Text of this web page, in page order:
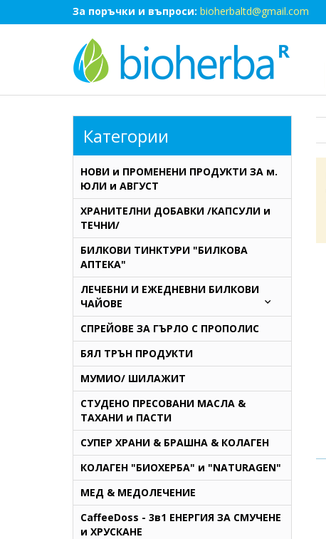
За поръчки и въпроси: bioherbaltd@gmail.com
Категории
НОВИ и ПРОМЕНЕНИ ПРОДУКТИ ЗА м.
ЮЛИ и АВГУСТ
ХРАНИТЕЛНИ ДОБАВКИ /КАПСУЛИ и
ТЕЧНИ/
БИЛКОВИ ТИНКТУРИ "БИЛКОВА
АПТЕКА"
ЛЕЧЕБНИ И ЕЖЕДНЕВНИ БИЛКОВИ
ЧАЙОВЕ
СПРЕЙОВЕ ЗА ГЪРЛО С ПРОПОЛИС
БЯЛ ТРЪН ПРОДУКТИ
МУМИО/ ШИЛАЖИТ
СТУДЕНО ПРЕСОВАНИ МАСЛА &
ТАХАНИ и ПАСТИ
СУПЕР ХРАНИ & БРАШНА & КОЛАГЕН
КОЛАГЕН "БИОХЕРБА" и "NATURAGEN"
МЕД & МЕДОЛЕЧЕНИЕ
CaffeeDoss - 3в1 ЕНЕРГИЯ ЗА СМУЧЕНЕ
и ХРУСКАНЕ